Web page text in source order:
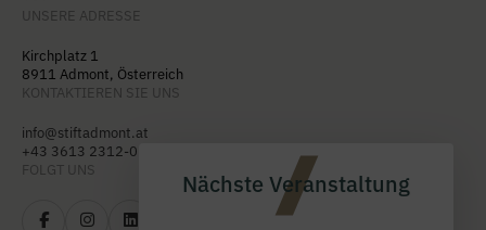
UNSERE ADRESSE
Kirchplatz 1
8911 Admont, Österreich
KONTAKTIEREN SIE UNS
info@stiftadmont.at
+43 3613 2312-0
FOLGT UNS
Nächste Veranstaltung